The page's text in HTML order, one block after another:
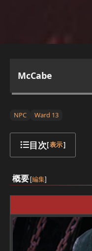
McCabe
NPC
Ward 13
目次[表示]
概要 [編集]